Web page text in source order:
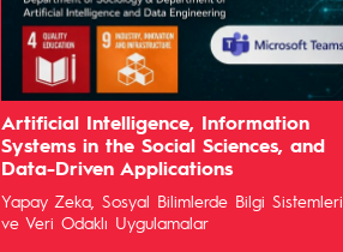
Artificial Intelligence, Information
Systems in the Social Sciences, and
Data-Driven Applications
Yapay Zeka, Sosyal Bilimlerde Bilgi Sistemleri
ve Veri Odaklı Uygulamalar